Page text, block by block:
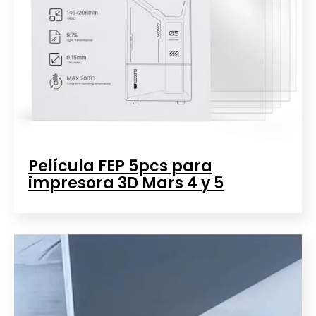
Película FEP 5pcs para
impresora 3D Mars 4 y 5